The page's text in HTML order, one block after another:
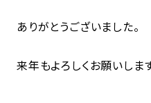
ありがとうございました。
来年もよろしくお願いします